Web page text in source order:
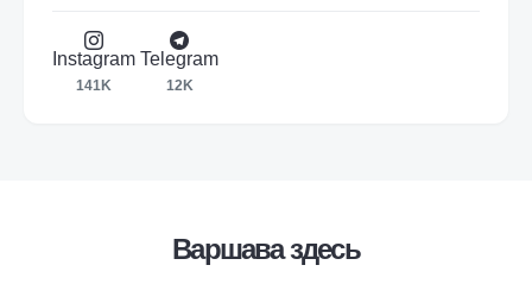
Instagram
141K
Telegram
12K
Варшава здесь